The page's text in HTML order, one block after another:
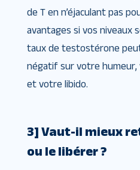
de T en n’éjaculant pas
avantages si vos niveaux
taux de testostérone
négatif sur votre humeur,
et votre libido.
3] Vaut-il mieux
ou le libérer ?